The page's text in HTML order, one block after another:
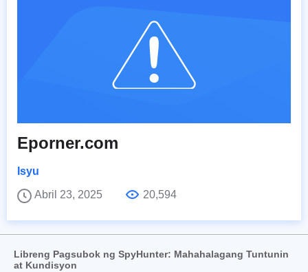
Eporner.com
Isyu
Abril 23, 2025
20,594
Libreng Pagsubok ng SpyHunter: Mahahalagang Tuntunin
at Kundisyon